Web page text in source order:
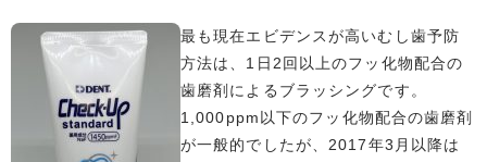
最も現在エビデンスが高いむし歯予防
方法は、1日2回以上のフッ化物配合の
歯磨剤によるブラッシングです。
1,000ppm以下のフッ化物配合の歯磨剤
が一般的でしたが、2017年3月以降は